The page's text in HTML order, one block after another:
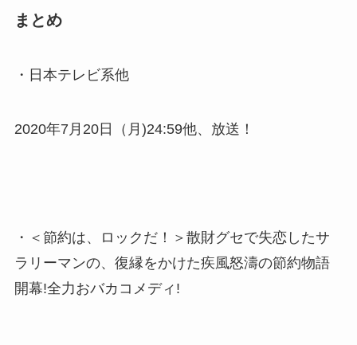
まとめ
・日本テレビ系他
2020年7月20日（月)24:59他、放送！
・＜節約は、ロックだ！＞散財グセで失恋したサ
ラリーマンの、復縁をかけた疾風怒濤の節約物語
開幕!全力おバカコメディ!